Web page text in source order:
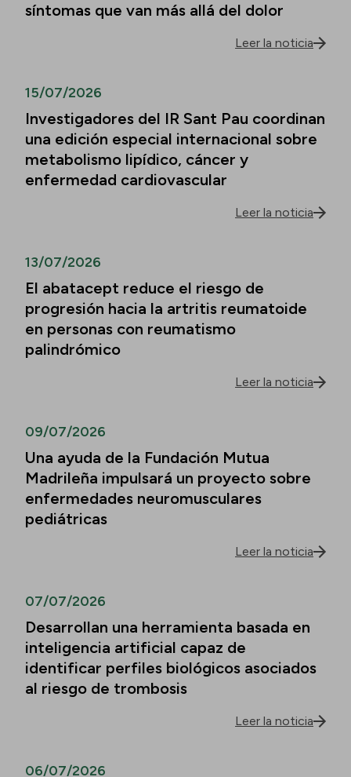
síntomas que van más allá del dolor
Leer la noticia
15/07/2026
Investigadores del IR Sant Pau coordinan
una edición especial internacional sobre
metabolismo lipídico, cáncer y
enfermedad cardiovascular
Leer la noticia
13/07/2026
El abatacept reduce el riesgo de
progresión hacia la artritis reumatoide
en personas con reumatismo
palindrómico
Leer la noticia
09/07/2026
Una ayuda de la Fundación Mutua
Madrileña impulsará un proyecto sobre
enfermedades neuromusculares
pediátricas
Leer la noticia
07/07/2026
Desarrollan una herramienta basada en
inteligencia artificial capaz de
identificar perfiles biológicos asociados
al riesgo de trombosis
Leer la noticia
06/07/2026